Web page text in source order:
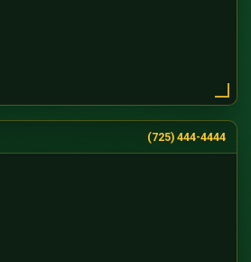
(725) 444-4444